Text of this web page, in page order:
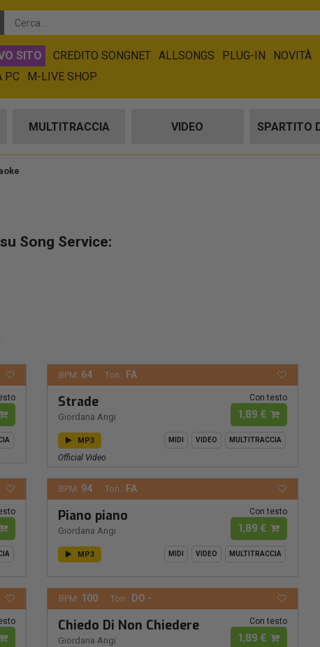
SITO CREDITO SONGNET ALLSONGS PLUG-IN
NOVITÀ
PC M-LIVE SHOP
MULTITRACCIA VIDEO SPARTITO
Song Service:
BPM: 64 Ton.: FA
Strade
Giordana Angi
Con testo
1,89 €
MP3 MIDI VIDEO MULTITRACCIA
Official Video
BPM: 94 Ton.: FA
Piano piano
Giordana Angi
Con testo
1,89 €
MP3 MIDI VIDEO MULTITRACCIA
BPM: 100 Ton.: DO -
Chiedo Di Non Chiedere
Giordana Angi
Con testo
1,89 €